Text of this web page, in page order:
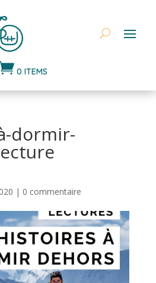
 0 ITEMS
dormir-
| 0 commentaire